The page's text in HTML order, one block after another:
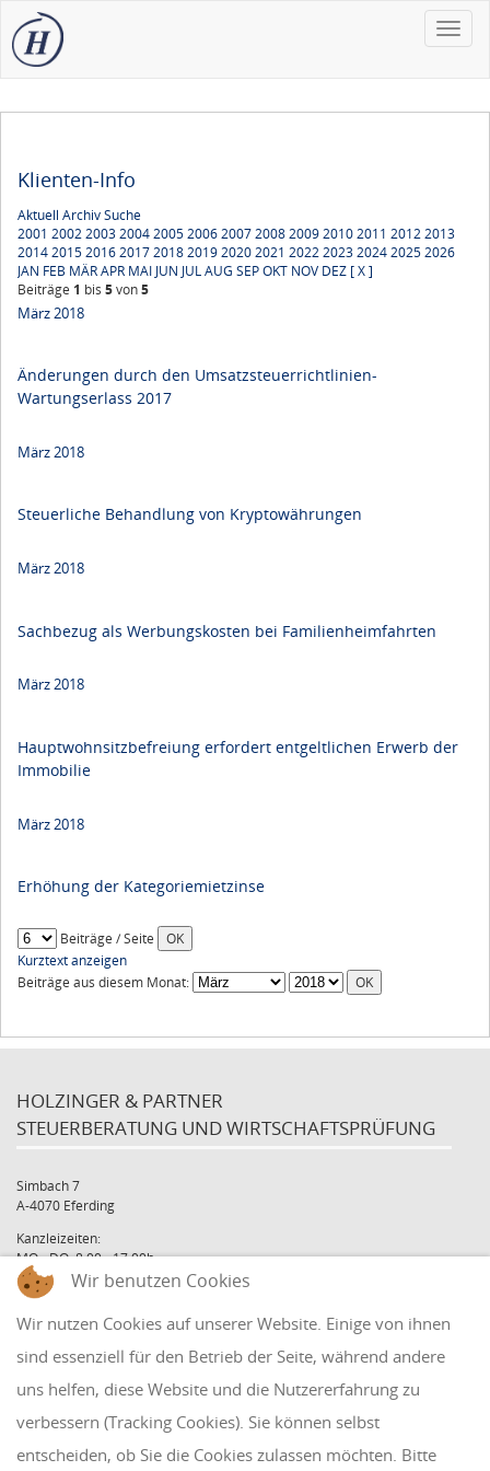
Toggle
Klienten-Info
Aktuell ArchivSuche
2001 2002200320042005200620072008200920102011 20122013
20142015201620172018201920202021 20222023202420252026
JAN FEB MÄRAPR MAI JUN JULAUG SEPOKT NOV DEZ [ X ]
Beiträge 1 bis 5von5
März 2018
Änderungen durch den Umsatzsteuerrichtlinien-
Wartungserlass 2017
März 2018
Steuerliche Behandlung von Kryptowährungen
März 2018
Sachbezug als Werbungskosten bei Familienheimfahrten
März 2018
Hauptwohnsitzbefreiung erfordert entgeltlichen Erwerb der
Immobilie
März 2018
Erhöhung der Kategoriemietzinse
Beiträge / Seite
Kurztext anzeigen
Beiträge aus diesem Monat:
HOLZINGER & PARTNER
STEUERBERATUNG UND WIRTSCHAFTSPRÜFUNG
Simbach 7
A-4070 Eferding
Kanzleizeiten:
MO - DO: 8:00 - 17:00h
FR: 8:00 - 12:00h
Tel: +43 7272 39 79 - 0
Fax: +43 7272 39 79 - 9
QUICKLINKS
Wir benutzen Cookies
Wir nutzen Cookies auf unserer Website. Einige von ihnen
sind essenziell für den Betrieb der Seite, während andere
uns helfen, diese Website und die Nutzererfahrung zu
verbessern (Tracking Cookies). Sie können selbst
entscheiden, ob Sie die Cookies zulassen möchten. Bitte